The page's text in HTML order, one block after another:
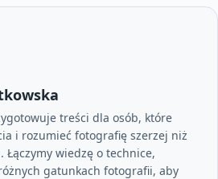
treści dla osób, które
i rozumieć fotografię szerzej niż
wiedzę o technice,
gatunkach fotografii, aby